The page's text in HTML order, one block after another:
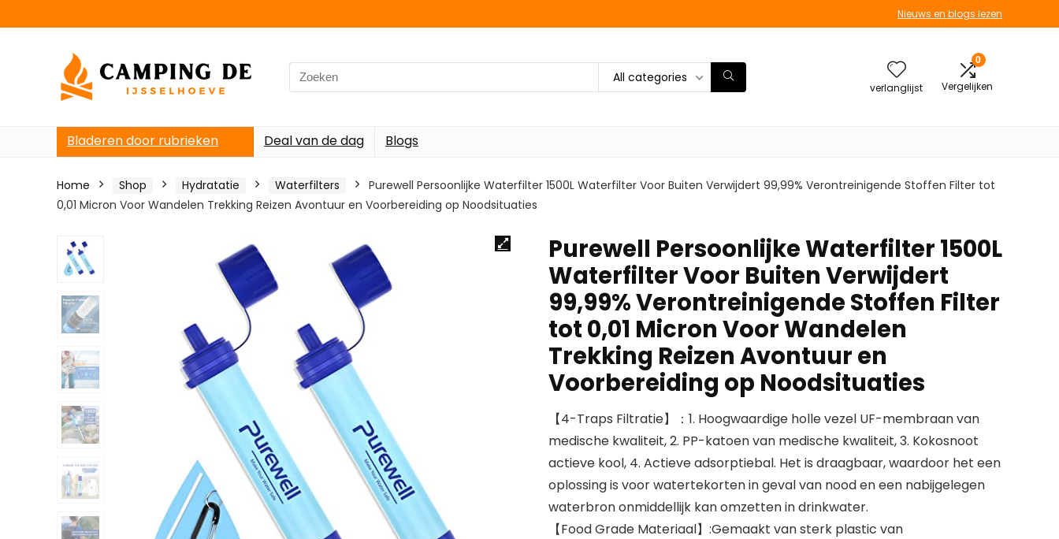
Nieuws en blogs lezen
Search
for:
All categories
verlanglijst
0
Vergelijken
Bladeren door rubrieken Deal van de dag Blogs
Home Shop Hydratatie Waterfilters
Purewell Persoonlijke Waterfilter 1500L Waterfilter Voor Buiten Verwijdert 99,99% Verontreinigende Stoffen Filter tot
0,01 Micron Voor Wandelen Trekking Reizen Avontuur en Voorbereiding op Noodsituaties
Purewell Persoonlijke Waterfilter 1500L
Waterfilter Voor Buiten Verwijdert
99,99% Verontreinigende Stoffen Filter
tot 0,01 Micron Voor Wandelen
Trekking Reizen Avontuur en
Voorbereiding op Noodsituaties
【4-Traps Filtratie】：1. Hoogwaardige holle vezel UF-membraan van
medische kwaliteit, 2. PP-katoen van medische kwaliteit, 3. Kokosnoot
actieve kool, 4. Actieve adsorptiebal. Het is draagbaar, waardoor het een
oplossing is voor watertekorten in geval van nood en een nabijgelegen
waterbron onmiddellijk kan omzetten in drinkwater.
【Food Grade Materiaal】:Gemaakt van sterk plastic van